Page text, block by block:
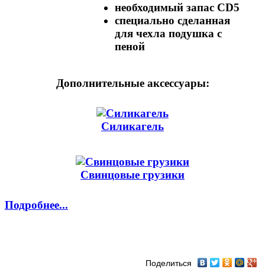
необходимый запас CD5
специально сделанная
для чехла подушка с
пеной
Дополнительные аксессуары:
Силикагель
Свинцовые грузики
Подробнее...
Поделиться